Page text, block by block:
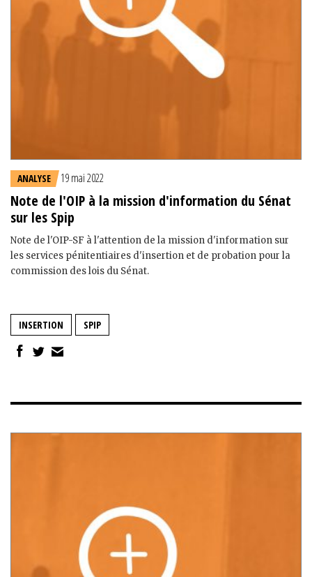
ANALYSE 19 mai 2022
Note de l'OIP à la mission d'information du Sénat
sur les Spip
Note de l'OIP-SF à l'attention de la mission d'information sur
les services pénitentiaires d'insertion et de probation pour la
commission des lois du Sénat.
INSERTION SPIP